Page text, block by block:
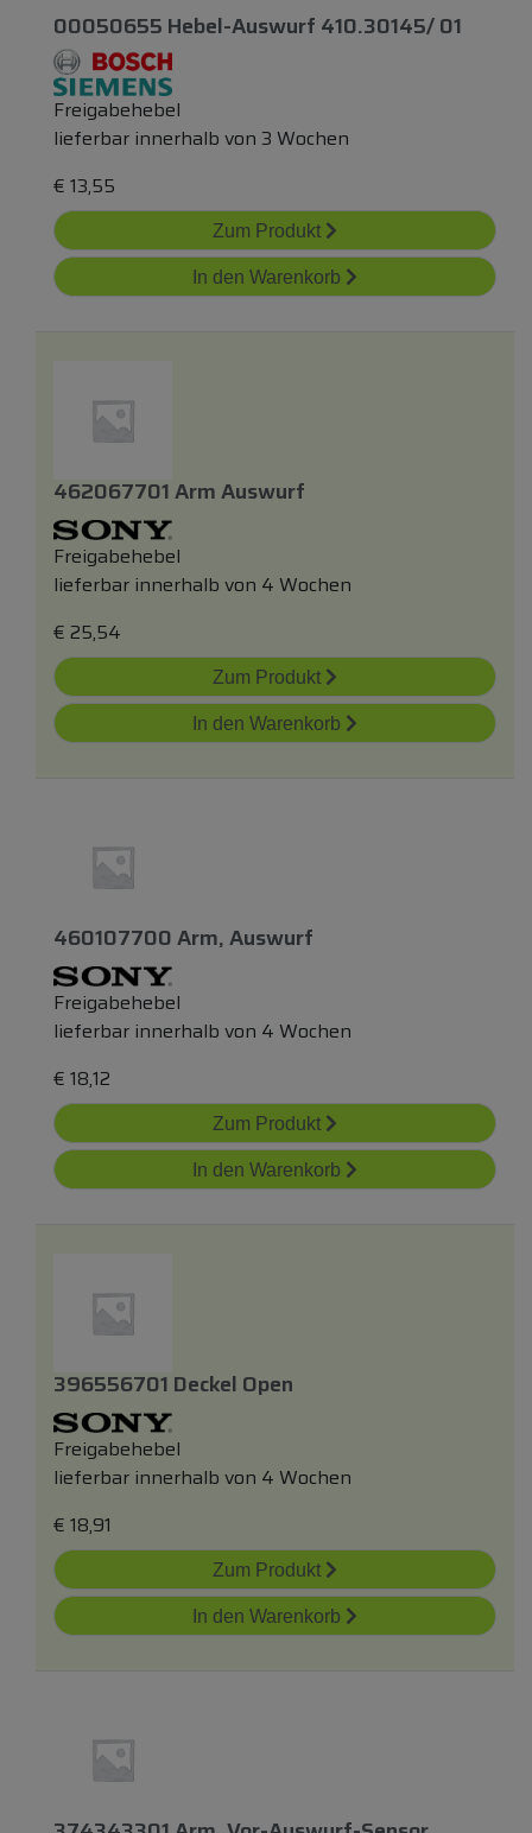
00050655 Hebel-Auswurf 410.30145/ 01
Freigabehebel
lieferbar innerhalb von 3 Wochen
€ 13,55
Zum Produkt
In den Warenkorb
462067701 Arm Auswurf
Freigabehebel
lieferbar innerhalb von 4 Wochen
€ 25,54
Zum Produkt
In den Warenkorb
460107700 Arm, Auswurf
Freigabehebel
lieferbar innerhalb von 4 Wochen
€ 18,12
Zum Produkt
In den Warenkorb
396556701 Deckel Open
Freigabehebel
lieferbar innerhalb von 4 Wochen
€ 18,91
Zum Produkt
In den Warenkorb